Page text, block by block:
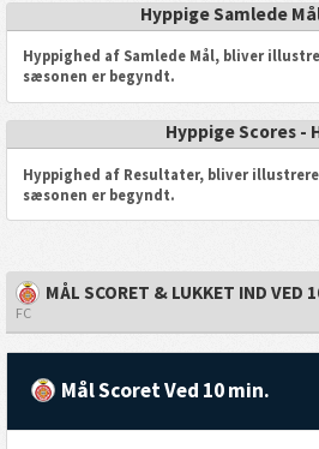
Hyppige Samlede
Hyppighed af Samlede Mål, bliver
sæsonen er begyndt.
Hyppige Scores -
Hyppighed af Resultater, bliver
sæsonen er begyndt.
MÅL SCORET & LUKKET IND VED
FC
Mål Scoret Ved 10 min.